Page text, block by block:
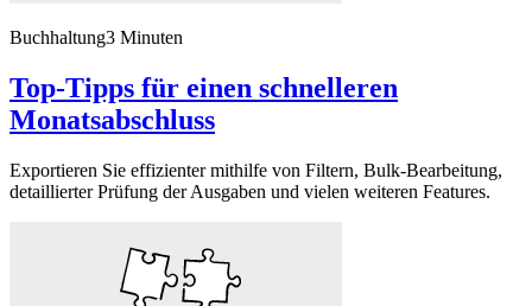
Buchhaltung3 Minuten
Top-Tipps für einen schnelleren
Monatsabschluss
Exportieren Sie effizienter mithilfe von Filtern, Bulk-Bearbeitung,
detaillierter Prüfung der Ausgaben und vielen weiteren Features.